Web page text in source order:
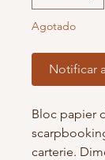
Agotado
Notificar
Bloc papier
carterie.